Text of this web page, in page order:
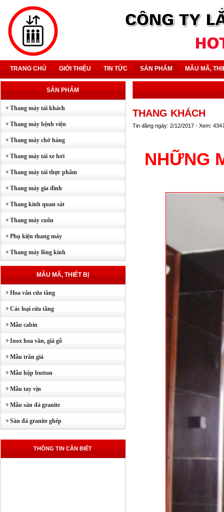
TRANG CHỦ GIỚI THIỆU TIN TỨC SẢN PHẨM MẪU MÃ,
SẢN PHẨM
Thang máy tải khách
Thang máy bệnh viện
Thang máy chở hàng
Thang máy tải xe hơi
Thang máy tải thực phẩm
Thang máy gia đình
Thang kính quan sát
Thang máy cuốn
Phụ kiện thang máy
Thang máy lồng kính
MẪU MÃ, THIẾT BỊ
Hoa văn cửa tầng
Các loại cửa tầng
Mẫu cabin
Inox hoa văn, giả gỗ
Mẫu trần giả
Mẫu hộp button
Mẫu tay vịn
Mẫu sàn đá granite
Sàn đá granite ghép
THÔNG TIN CẦN BIẾT
THANG KHÁCH
Tin đăng ngày: 2/12/2017 - Xem:
NHỮNG